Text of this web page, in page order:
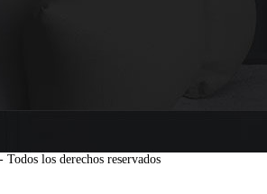
los derechos reservados